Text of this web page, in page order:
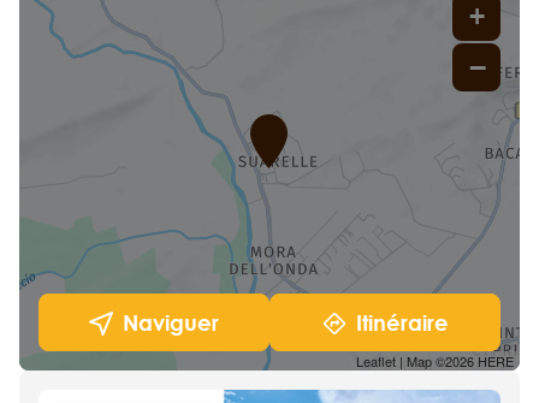
+
−
Leaflet | Map ©2026 HERE
Naviguer Itinéraire